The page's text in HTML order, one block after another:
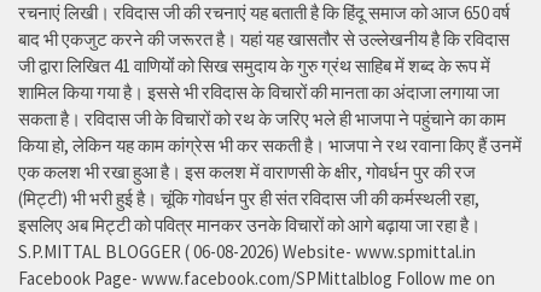
रचनाएं लिखी। रविदास जी की रचनाएं यह बताती है कि हिंदू समाज को आज 650 वर्ष
बाद भी एकजुट करने की जरूरत है। यहां यह खासतौर से उल्लेखनीय है कि रविदास
जी द्वारा लिखित 41 वाणियोंं को सिख समुदाय के गुरु ग्रंथ साहिब में शब्द के रूप में
शामिल किया गया है। इससे भी रविदास के विचारों की मानता का अंदाजा लगाया जा
सकता है। रविदास जी के विचारों को रथ के जरिए भले ही भाजपा ने पहुंचाने का काम
किया हो, लेकिन यह काम कांग्रेस भी कर सकती है। भाजपा ने रथ रवाना किए हैं उनमें
एक कलश भी रखा हुआ है। इस कलश में वाराणसी के क्षीर, गोवर्धन पुर की रज
(मिट्टी) भी भरी हुई है। चूंकि गोवर्धन पुर ही संत रविदास जी की कर्मस्थली रहा,
इसलिए अब मिट्टी को पवित्र मानकर उनके विचारों को आगे बढ़ाया जा रहा है।
S.P.MITTAL BLOGGER ( 06-08-2026) Website- www.spmittal.in
Facebook Page- www.facebook.com/SPMittalblog Follow me on